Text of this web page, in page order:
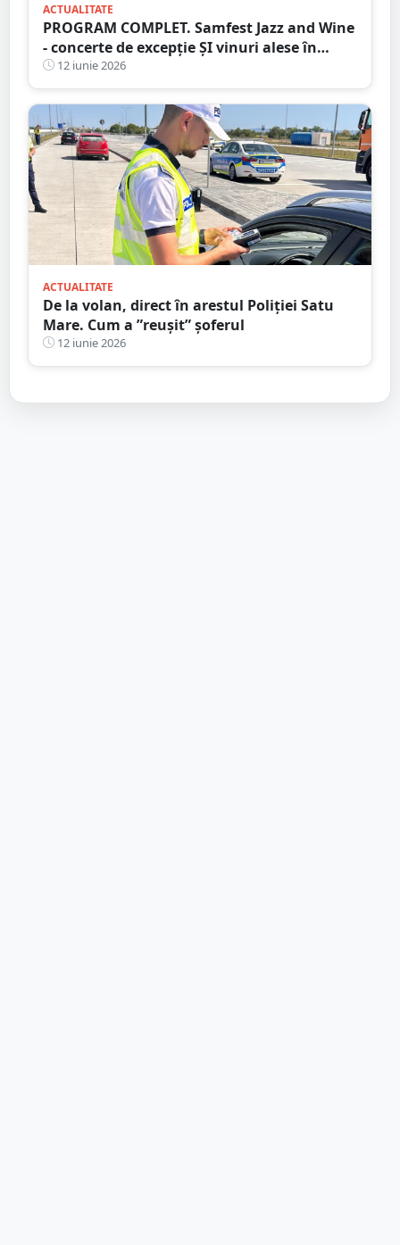
ACTUALITATE
PROGRAM COMPLET. Samfest Jazz and Wine
- concerte de excepție ȘI vinuri alese în
inima municipiului Satu Mare
12 iunie 2026
ACTUALITATE
De la volan, direct în arestul Poliției Satu
Mare. Cum a ”reușit” șoferul
12 iunie 2026